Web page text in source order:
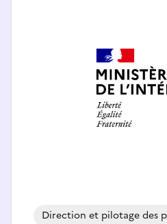
Direction et pilotage des